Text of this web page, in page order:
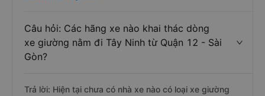
Câu hỏi: Các hãng xe nào khai thác dòng
xe giường nằm đi Tây Ninh từ Quận 12 - Sài
Gòn?
Trả lời: Hiện tại chưa có nhà xe nào có loại xe giường